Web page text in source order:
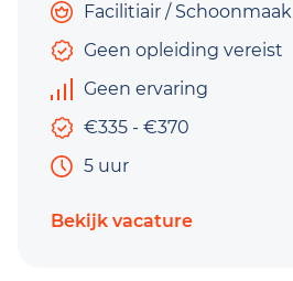
Facilitiair / Schoonmaak
Geen opleiding vereist
Geen ervaring
€335 - €370
5 uur
Bekijk vacature